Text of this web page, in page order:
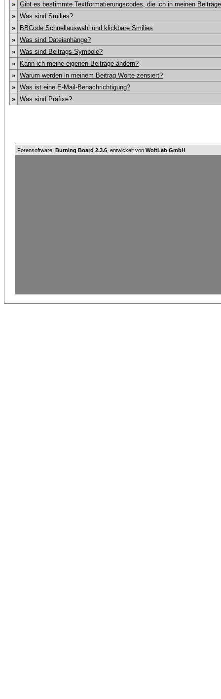
» Gibt es bestimmte Textformatierungscodes, die ich in meinen
» Was sind Smilies?
»
BBCode Schnellauswahl und klickbare Smilies
» Was sind Dateianhänge?
» Was sind Beitrags-Symbole?
»
Kann ich meine eigenen Beiträge ändern?
» Warum werden in meinem Beitrag Worte zensiert?
» Was ist eine E-Mail-Benachrichtigung?
» Was sind Präfixe?
Forensoftware: Burning Board 2.3.6 , entwickelt von WoltLab GmbH